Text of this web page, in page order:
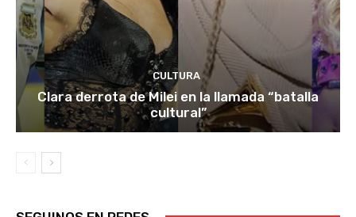
CULTURA
Clara derrota de Milei en la llamada “batalla
cultural”